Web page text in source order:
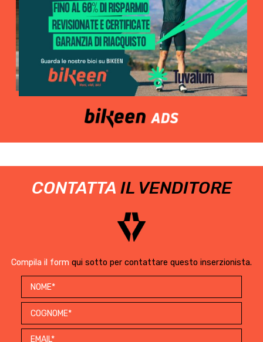
CONTATTA IL VENDITORE
Compila il form qui sotto per contattare questo inserzionista.